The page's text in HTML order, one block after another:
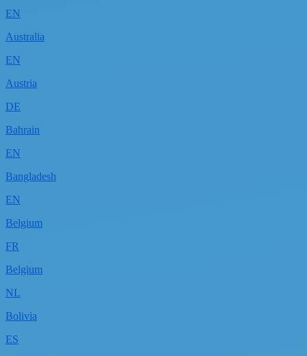
EN
Australia
EN
Austria
DE
Bahrain
EN
Bangladesh
EN
Belgium
FR
Belgium
NL
Bolivia
ES